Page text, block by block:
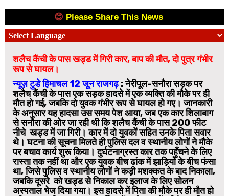
😊 Please Share This News
शलैच कैंची के पास खड्ड में गिरी कार, बाप की मौत, दो पुत्र गंभीर
रूप से घायल।
न्यूज़ टुडे हिमाचल 12 जून राजगढ़:नेरीपूल-सनौरा सड़क पर
शलैच कैंची के पास एक सड़क हादसे में एक व्यक्ति की मौके पर ही
मौत हो गई, जबकि दो युवक गंभीर रूप से घायल हो गए। जानकारी
के अनुसार यह हादसा उस समय पेश आया, जब एक कार शिलाबाग
से सनौरा की ओर जा रही थी कि शलैच कैंची के पास 200 फीट
नीचे खड्ड में जा गिरी। कार में दो युवकों सहित उनके पिता सवार
थे। घटना की सूचना मिलते ही पुलिस दल व स्थानीय लोगों ने मौके
पर बचाव कार्य शुरू किया। दुर्घटनाग्रस्त कार तक पहुँचने के लिए
रास्ता तक नहीं था और एक युवक बीच ढांक में झाड़ियों के बीच फंसा
था, जिसे पुलिस व स्थानीय लोगों ने कड़ी मशक्कत के बाद निकाला,
जबकि दूसरे को खड्ड से निकाल कर इलाज के लिए सोलन
अस्पताल भेज दिया गया। इस हादसे में पिता की मौके पर ही मौत हो